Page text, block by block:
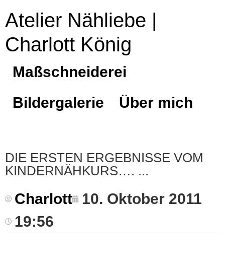
Atelier Nähliebe |
Charlott König
Maßschneiderei
Bildergalerie
Über mich
DIE ERSTEN ERGEBNISSE VOM
KINDERNÄHKURS….
Charlott
10. Oktober 2011
19:56